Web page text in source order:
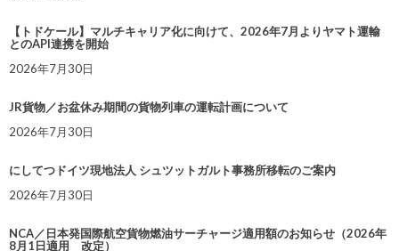
【トドケール】マルチキャリア化に向けて、2026年7月よりヤマト運輸
とのAPI連携を開始
2026年7月30日
JR貨物／お盆休み期間の貨物列車の運転計画について
2026年7月30日
にしてつドイツ現地法人 シュツットガルト事務所移転のご案内
2026年7月30日
NCA／日本発国際航空貨物燃油サーチャージ適用額のお知らせ（2026年
8月1日適用 改定）